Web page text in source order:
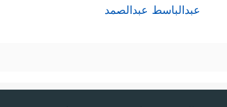
عبدالباسط عبدالصمد